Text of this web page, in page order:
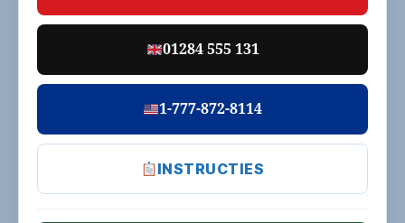
01284 555 131
1-777-872-8114
INSTRUCTIES